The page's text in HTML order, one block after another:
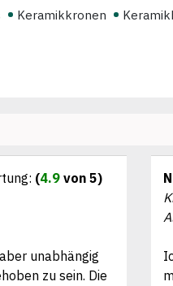
Keramikkronen
(4.9 von 5)
unabhängig
zu sein. Die